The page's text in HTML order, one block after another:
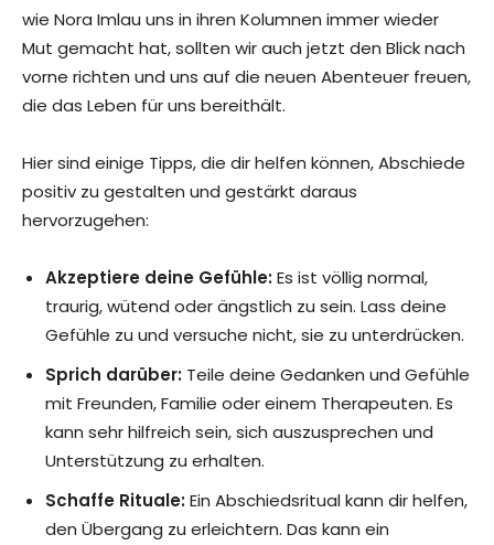
wie Nora Imlau uns in ihren Kolumnen immer wieder
Mut gemacht hat, sollten wir auch jetzt den Blick nach
vorne richten und uns auf die neuen Abenteuer freuen,
die das Leben für uns bereithält.
Hier sind einige Tipps, die dir helfen können, Abschiede
positiv zu gestalten und gestärkt daraus
hervorzugehen:
Akzeptiere deine Gefühle:Es ist völlig normal,
traurig, wütend oder ängstlich zu sein. Lass deine
Gefühle zu und versuche nicht, sie zu unterdrücken.
Sprich darüber: Teile deine Gedanken und Gefühle
mit Freunden, Familie oder einem Therapeuten. Es
kann sehr hilfreich sein, sich auszusprechen und
Unterstützung zu erhalten.
Schaffe Rituale:Ein Abschiedsritual kann dir helfen,
den Übergang zu erleichtern. Das kann ein